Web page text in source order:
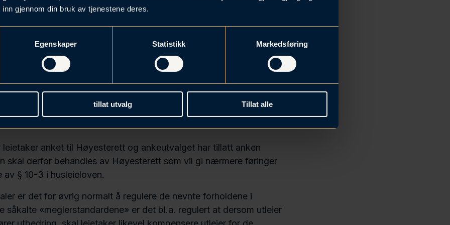
gjennom din bruk av tjenestene deres.
Egenskaper Statistikk Markedsføring
tillat utvalg Tillat alle
legger med andre ord til grunn at husleieloven § 10-3 (2) ikke
leiers forpliktelser.
på økonomisk kompensasjon ikke er betinget av at utleier faktisk
til grunn også i andre dommer. Gulating lagmannsrett synes
leietaker anket til Høyesterett og ankeutvalget har tillatt anken
skal derfor behandles av Høyesterett som vil gi nærmere føringer
av § 10-3 i husleieloven.
er det for øvrig normalt å regulere de nevnte forholdene i
såkalte «meglerstandardene» er det bl.a. regulert at dersom utleier